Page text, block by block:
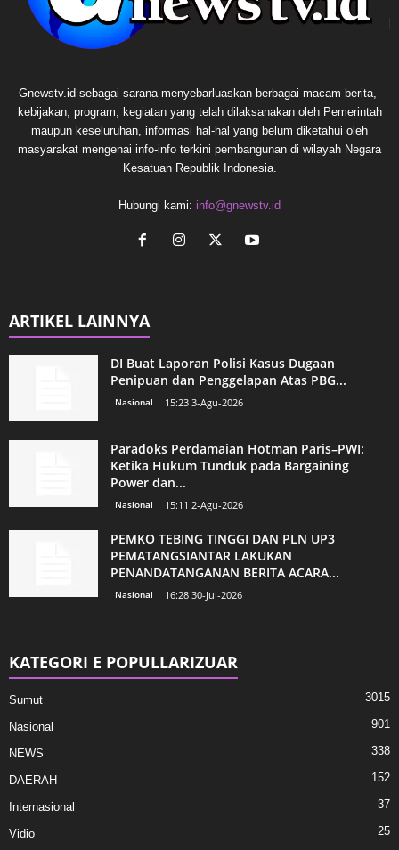
Gnewstv.id sebagai sarana menyebarluaskan berbagai macam berita,
kebijakan, program, kegiatan yang telah dilaksanakan oleh Pemerintah
maupun keseluruhan, informasi hal-hal yang belum diketahui oleh
masyarakat mengenai info-info terkini pembangunan di wilayah Negara
Kesatuan Republik Indonesia.
Hubungi kami: info@gnewstv.id
ARTIKEL LAINNYA
DI Buat Laporan Polisi Kasus Dugaan
Penipuan dan Penggelapan Atas PBG...
Nasional 15:23 3-Agu-2026
Paradoks Perdamaian Hotman Paris–PWI:
Ketika Hukum Tunduk pada Bargaining
Power dan...
Nasional 15:11 2-Agu-2026
PEMKO TEBING TINGGI DAN PLN UP3
PEMATANGSIANTAR LAKUKAN
PENANDATANGANAN BERITA ACARA...
Nasional 16:28 30-Jul-2026
KATEGORI E POPULLARIZUAR
Sumut 3015
Nasional 901
NEWS 338
DAERAH 152
Internasional 37
Vidio 25